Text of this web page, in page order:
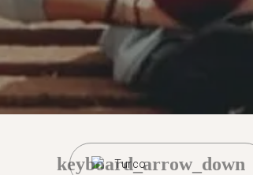
Turco
keyboard_arrow_down